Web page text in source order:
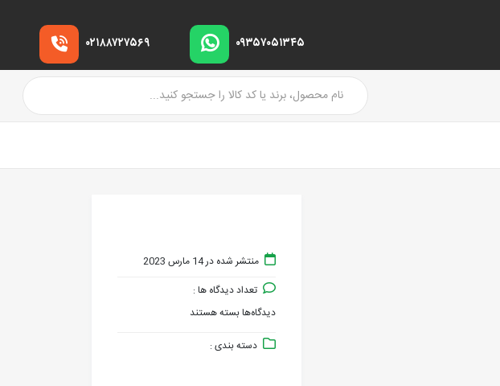
۰۹۳۵۷۰۵۱۳۴۵ ۰۲۱۸۸۷۲۷۵۶۹
منتشر شده در 14 مارس 2023
تعداد دیدگاه ها :
دیدگاه‌ها
برای
۳۴
بسته هستند
دسته بندی :